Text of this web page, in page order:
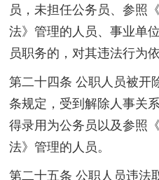
员，未担任公务员、参照
法》管理的人员、事业单
员职务的，对其违法行为
第二十四条 公职人员被开
条规定，受到解除人事关
得录用为公务员以及参照
法》管理的人员。
第二十五条 公职人员违法